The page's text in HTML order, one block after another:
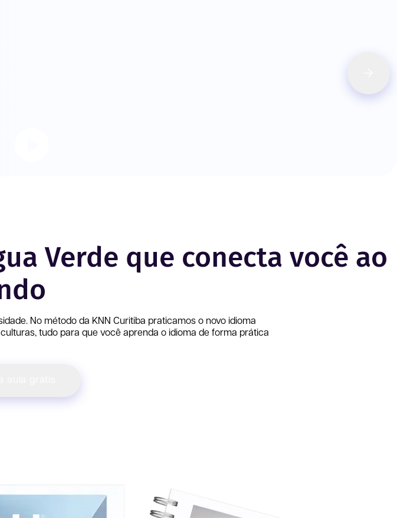
Verde que conecta você ao
No método da KNN Curitiba praticamos o novo idioma
tudo para que você aprenda o idioma de forma prática